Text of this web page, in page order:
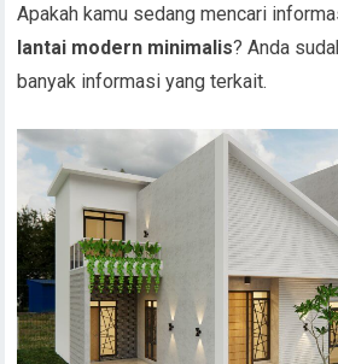
Apakah kamu sedang mencari
lantai modern minimalis? Anda
banyak informasi yang terkait.